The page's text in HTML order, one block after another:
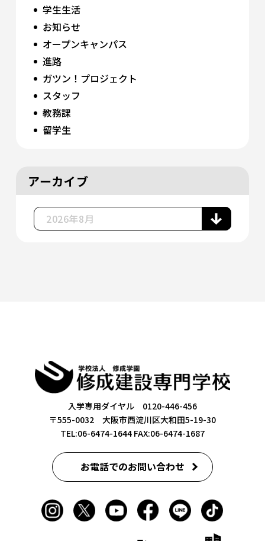
学生生活
お知らせ
オープンキャンパス
進路
ガツン！プロジェクト
スタッフ
教務課
留学生
アーカイブ
入学専用ダイヤル 0120-446-456
〒555-0032 大阪市西淀川区大和田5-19-30
TEL:06-6474-1644FAX:06-6474-1687
お電話でのお問い合わせ